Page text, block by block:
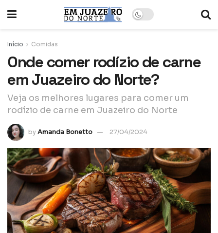
Início Comidas
Onde comer rodízio de carne
em Juazeiro do Norte?
Veja os melhores lugares para comer um
rodízio de carne em Juazeiro do Norte
byAmanda Bonetto 27/04/2024